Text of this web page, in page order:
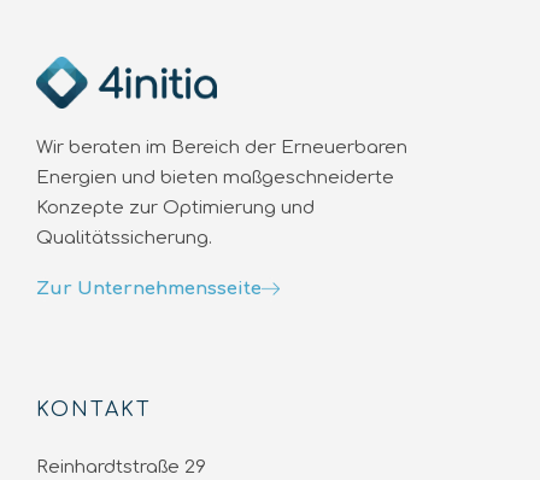
Wir beraten im Bereich der Erneuerbaren
Energien und bieten maßgeschneiderte
Konzepte zur Optimierung und
Qualitätssicherung.
Zur Unternehmensseite
KONTAKT
Reinhardtstraße 29